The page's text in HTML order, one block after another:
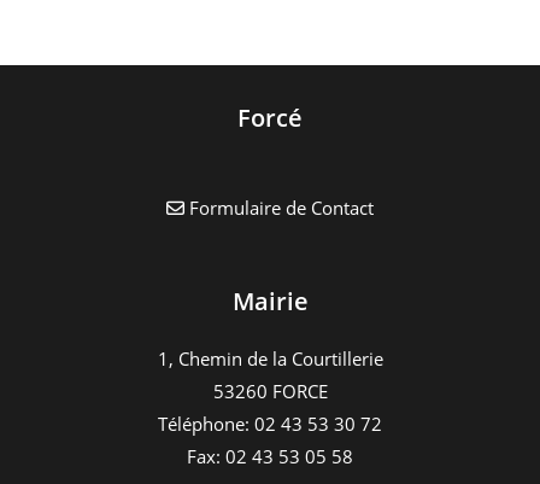
S’apprend
Forcé
Formulaire de Contact
Mairie
1, Chemin de la Courtillerie
53260 FORCE
Téléphone: 02 43 53 30 72
Fax: 02 43 53 05 58